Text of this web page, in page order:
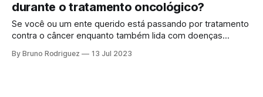
durante o tratamento oncológico?
Se você ou um ente querido está passando por tratamento
contra o câncer enquanto também lida com doenças
você. Aqui, vamos discutir sobre o uso de medicamentos
By Bruno Rodriguez 13 Jul 2023